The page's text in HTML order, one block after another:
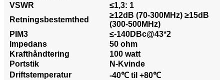
VSWR
≤1,3: 1
Retningsbestemthed
≥12dB (70-300MHz) ≥15dB
(300-500MHz)
PIM3
≤-140DBc@43*2
Impedans
50 ohm
Krafthåndtering
100 watt
Portstik
N-Kvinde
Driftstemperatur
-40℃ til +80℃